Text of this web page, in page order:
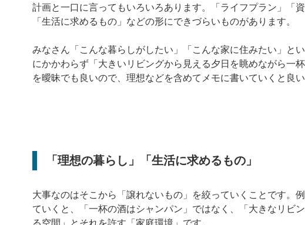
計画と一口に言ってもいろいろあります。「ライフプラン」「
「生活に求めるもの」などの形にできづらいものがあります。
みなさん「こんな暮らしがしたい」「こんな家に住みたい」と
にかかわらず「大きいリビングから見える夕日を眺めながら一
を曖昧でも良いので、理想などを含めてメモに書いていくと良
「理想の暮らし」「生活に求めるもの」
大事なのはそこから「譲れないもの」を絞っていくことです。
ていくと、「一杯の酒はシャンパン」ではなく、「大きなリビ
る空間」とそれを許す「家庭環境」です。